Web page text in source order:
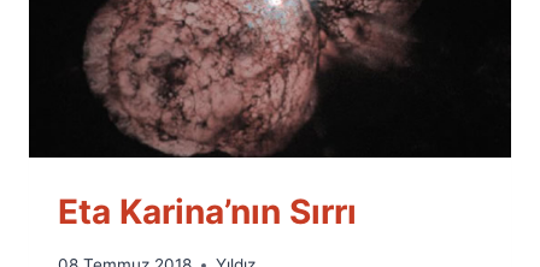
Eta Karina’nın Sırrı